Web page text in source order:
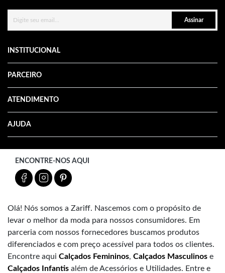
Assinar
INSTITUCIONAL
PARCEIRO
ATENDIMENTO
AJUDA
ENCONTRE-NOS AQUI
Olá! Nós somos a Zariff. Nascemos com o propósito de
levar o melhor da moda para nossos consumidores. Em
parceria com nossos fornecedores buscamos produtos
diferenciados e com preço acessível para todos os clientes.
Encontre aqui Calçados Femininos, Calçados Masculinos e
Calçados Infantis além de Acessórios e Utilidades. Entre e